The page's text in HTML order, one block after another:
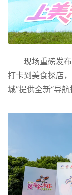
现场重磅发
打卡到美食探店
城”提供全新“导航